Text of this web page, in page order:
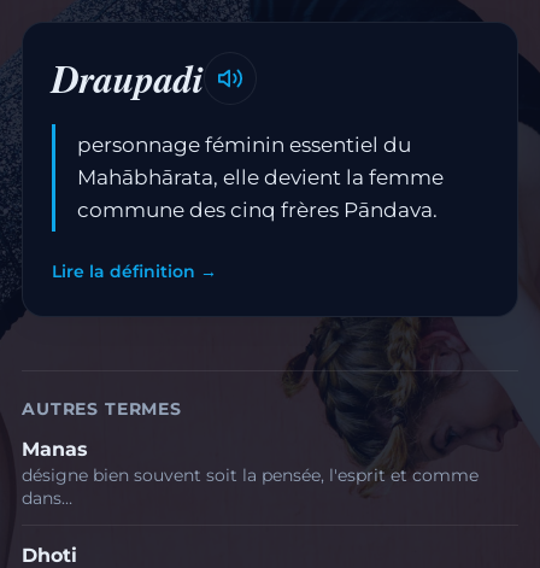
Draupadi
personnage féminin essentiel du
Mahābhārata, elle devient la femme
commune des cinq frères Pāndava.
Lire la définition →
AUTRES TERMES
Manas
désigne bien souvent soit la pensée, l'esprit et comme
dans…
Dhoti